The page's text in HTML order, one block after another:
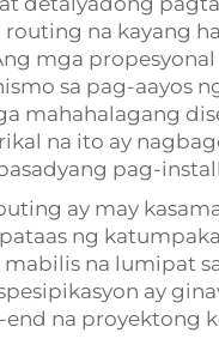
na kayang
mga
sa pag-aayos
mahahalagang
na ito ay
pag-
ay may
ng
mabilis na lumipat
ay
na proyektong